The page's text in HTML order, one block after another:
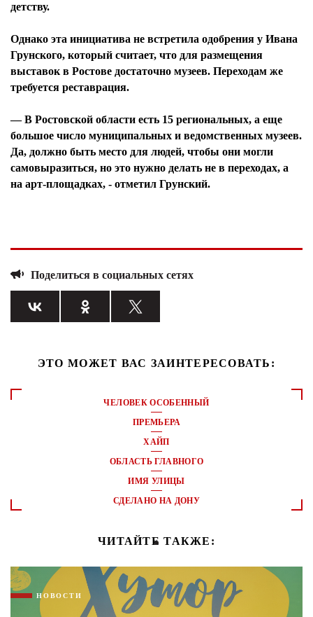
детству.
Однако эта инициатива не встретила одобрения у Ивана
Грунского, который считает, что для размещения
выставок в Ростове достаточно музеев. Переходам же
требуется реставрация.
— В Ростовской области есть 15 региональных, а еще
большое число муниципальных и ведомственных музеев.
Да, должно быть место для людей, чтобы они могли
самовыразиться, но это нужно делать не в переходах, а
на арт-площадках, - отметил Грунский.
Поделиться в социальных сетях
ЭТО МОЖЕТ ВАС ЗАИНТЕРЕСОВАТЬ:
ЧЕЛОВЕК ОСОБЕННЫЙ
ПРЕМЬЕРА
ХАЙП
ОБЛАСТЬ ГЛАВНОГО
ИМЯ УЛИЦЫ
СДЕЛАНО НА ДОНУ
ЧИТАЙТЕ ТАКЖЕ:
НОВОСТИ